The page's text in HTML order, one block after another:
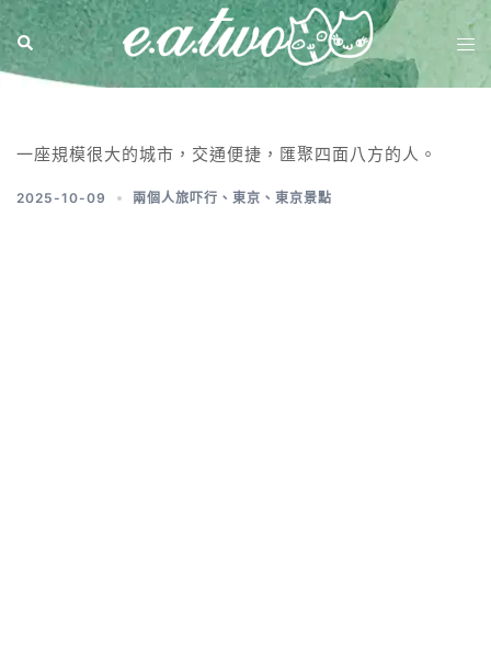
一座規模很大的城市，交通便捷，匯聚四面八方的人。
2025-10-09 兩個人旅吓行 、 東京 、 東京景點